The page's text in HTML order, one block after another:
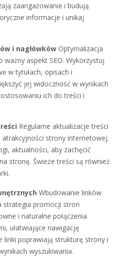
zaangażowanie i budują
informacje i unikaj
i nagłówków Optymalizacja
aspekt SEO. Wykorzystuj
w tytułach, opisach i
jej widoczność w wynikach
ich do treści i
Regularne aktualizacje treści
strony internetowej.
aktualności, aby zachęcić
stronę. Świeże treści są również
Wbudowanie linków
strategia promocji stron
i naturalne połączenia
ułatwiające nawigację
linki poprawiają strukturę strony i
wyszukiwania.